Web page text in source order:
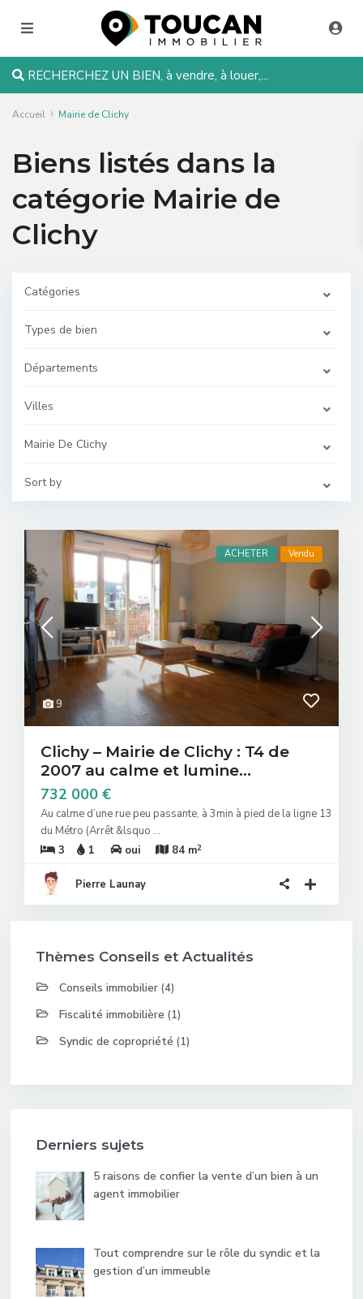
RECHERCHEZ UN BIEN, à vendre, à louer,...
Accueil Mairie de Clichy
Biens listés dans la
catégorie Mairie de
Clichy
Catégories
Types de bien
Départements
Villes
Mairie De Clichy
Sort by
9
ACHETER Vendu
Clichy – Mairie de Clichy : T4 de
2007 au calme et lumine...
732 000 €
Au calme d’une rue peu passante, à 3min à pied de la ligne 13
du Métro (Arrêt &lsquo ...
3
1 oui 84 m2
Pierre Launay
Thèmes Conseils et Actualités
Conseils immobilier (4)
Fiscalité immobilière (1)
Syndic de copropriété (1)
Derniers sujets
5 raisons de confier la vente d’un bien à un
agent immobilier
Tout comprendre sur le rôle du syndic et la
gestion d’un immeuble